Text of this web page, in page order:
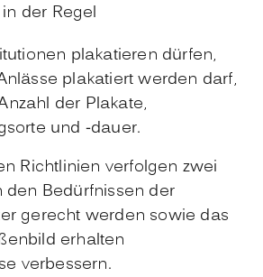
der Regel
plakatieren dürfen,
plakatiert werden darf,
der Plakate,
und -dauer.
Richtlinien verfolgen zwei
den Bedürfnissen der
gerecht werden sowie das
erhalten
verbessern.